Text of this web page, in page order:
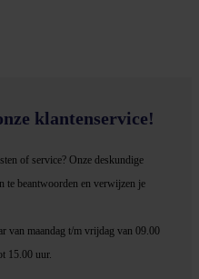
klantenservice!
of service? Onze deskundige
te beantwoorden en verwijzen je
van maandag t/m vrijdag van 09.00
15.00 uur.